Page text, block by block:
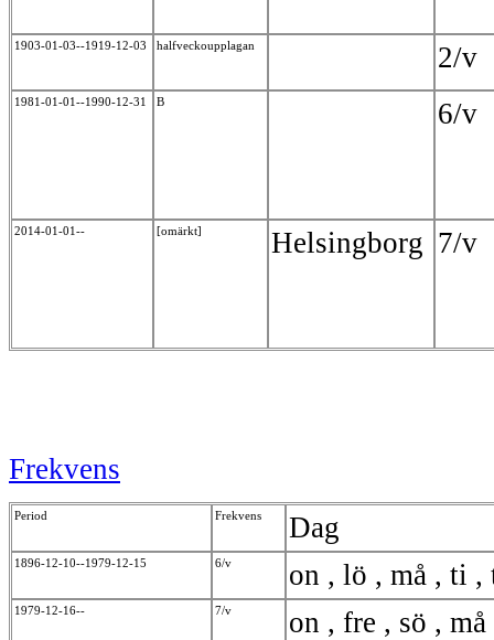
1903-01-03--1919-12-03 halfveckoupplagan 2/v
1981-01-01--1990-12-31 B 6/v
2014-01-01-- [omärkt] Helsingborg 7/v
Frekvens
Period Frekvens Dag
1896-12-10--1979-12-15 6/v on , lö , må , ti
1979-12-16-- 7/v on , fre , sö ,